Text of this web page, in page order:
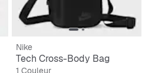
Nike
Tech Cross-Body Bag
1 Couleur